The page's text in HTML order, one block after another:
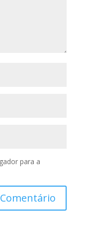
para a